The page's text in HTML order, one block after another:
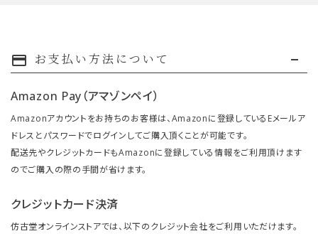
payment お支払い方法について
Amazon Pay（アマゾンペイ）
Amazonアカウントをお持ちのお客様は、Amazonに登録しているEメールア
ドレスとパスワードでログインしてご購入頂くことが可能です。
配送先やクレジットカードもAmazonに登録している情報をご利用頂けます
のでご購入の際の手間が省けます。
クレジットカード決済
仿古堂オンラインストアでは、以下のクレジット会社をご利用いただけます。